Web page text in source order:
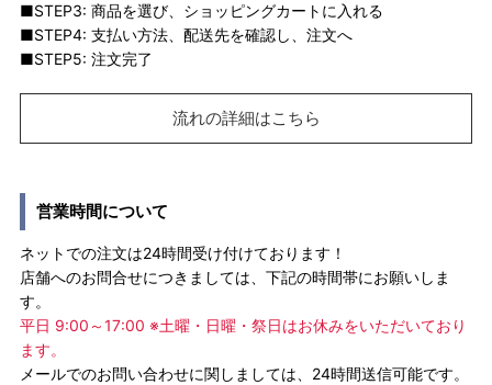
■STEP3: 商品を選び、ショッピングカートに入れる
■STEP4: 支払い方法、配送先を確認し、注文へ
■STEP5: 注文完了
流れの詳細はこちら
営業時間について
ネットでの注文は24時間受け付けております！
店舗へのお問合せにつきましては、下記の時間帯にお願いしま
す。
平日 9:00～17:00 ※土曜・日曜・祭日はお休みをいただいており
ます。
メールでのお問い合わせに関しましては、24時間送信可能です。